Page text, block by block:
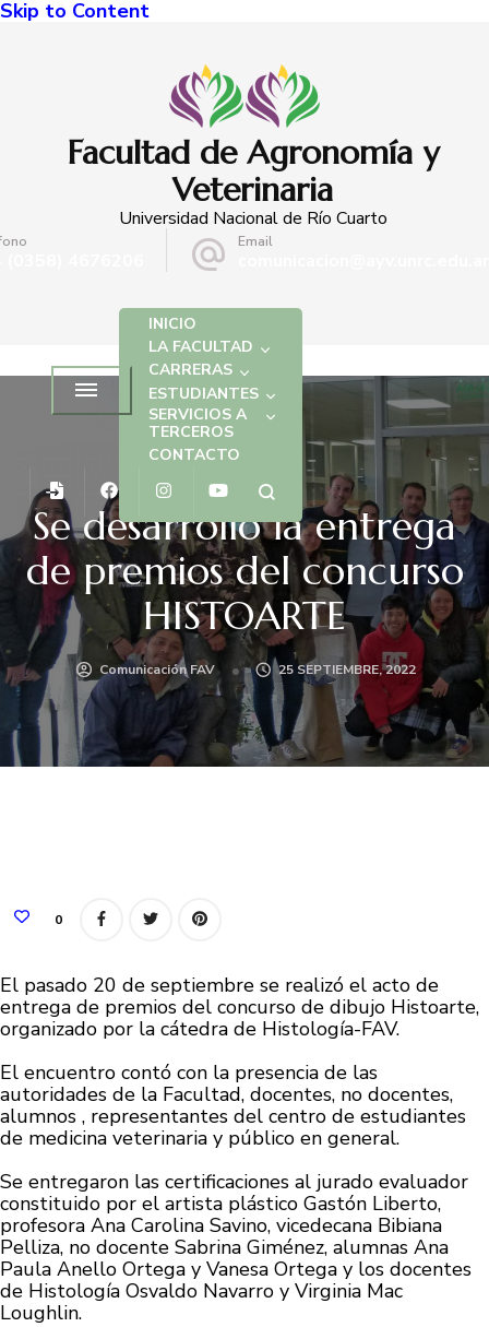
Skip to Content
Facultad de Agronomía y
Veterinaria
Universidad Nacional de Río Cuarto
Email
INICIO
LA FACULTAD
CARRERAS
ESTUDIANTES
SERVICIOS A
TERCEROS
CONTACTO
NOTICIAS
Se desarrolló la entrega
de premios del concurso
HISTOARTE
Comunicación FAV 25 SEPTIEMBRE, 2022
0
El pasado 20 de septiembre se realizó el acto de
entrega de premios del concurso de dibujo Histoarte,
organizado por la cátedra de Histología-FAV.
El encuentro contó con la presencia de las
autoridades de la Facultad, docentes, no docentes,
alumnos , representantes del centro de estudiantes
de medicina veterinaria y público en general.
Se entregaron las certificaciones al jurado evaluador
constituido por el artista plástico Gastón Liberto,
profesora Ana Carolina Savino, vicedecana Bibiana
Pelliza, no docente Sabrina Giménez, alumnas Ana
Paula Anello Ortega y Vanesa Ortega y los docentes
de Histología Osvaldo Navarro y Virginia Mac
Loughlin.